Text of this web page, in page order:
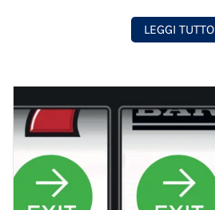
LEGGI TUTTO